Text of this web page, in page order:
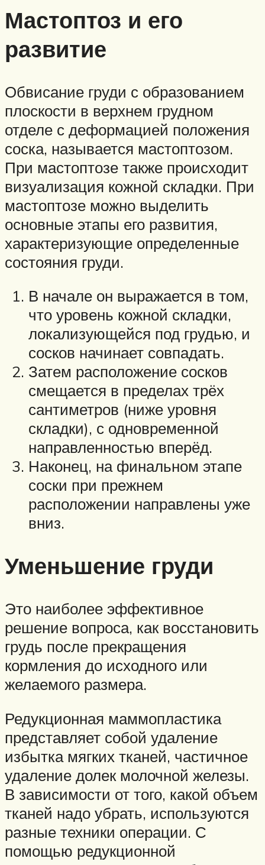
Мастоптоз и его
развитие
Обвисание груди с образованием
плоскости в верхнем грудном
отделе с деформацией положения
соска, называется мастоптозом.
При мастоптозе также происходит
визуализация кожной складки. При
мастоптозе можно выделить
основные этапы его развития,
характеризующие определенные
состояния груди.
В начале он выражается в том,
что уровень кожной складки,
локализующейся под грудью, и
сосков начинает совпадать.
Затем расположение сосков
смещается в пределах трёх
сантиметров (ниже уровня
складки), с одновременной
направленностью вперёд.
Наконец, на финальном этапе
соски при прежнем
расположении направлены уже
вниз.
Уменьшение груди
Это наиболее эффективное
решение вопроса, как восстановить
грудь после прекращения
кормления до исходного или
желаемого размера.
Редукционная маммопластика
представляет собой удаление
избытка мягких тканей, частичное
удаление долек молочной железы.
В зависимости от того, какой объем
тканей надо убрать, используются
разные техники операции. С
помощью редукционной